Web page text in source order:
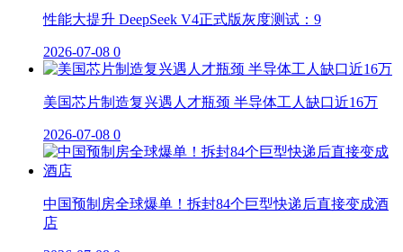
性能大提升 DeepSeek V4正式版灰度测试：9
2026-07-08 0
美国芯片制造复兴遇人才瓶颈 半导体工人缺口近16万
2026-07-08 0
中国预制房全球爆单！拆封84个巨型快递后直接变成酒
店